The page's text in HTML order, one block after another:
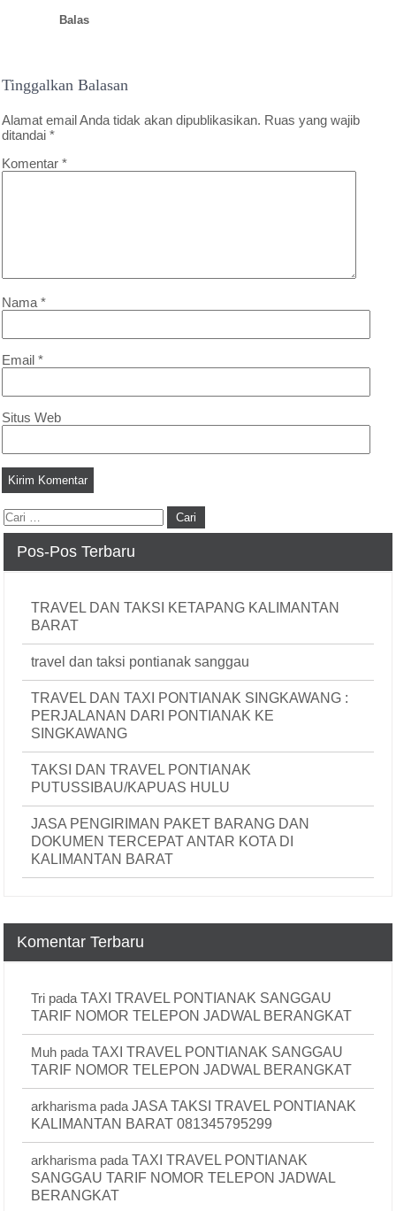
Balas
Tinggalkan Balasan
Alamat email Anda tidak akan dipublikasikan. Ruas yang wajib
ditandai*
Komentar*
Nama*
Email*
Situs Web
Pos-Pos Terbaru
TRAVEL DAN TAKSI KETAPANG KALIMANTAN
BARAT
travel dan taksi pontianak sanggau
TRAVEL DAN TAXI PONTIANAK SINGKAWANG :
PERJALANAN DARI PONTIANAK KE
SINGKAWANG
TAKSI DAN TRAVEL PONTIANAK
PUTUSSIBAU/KAPUAS HULU
JASA PENGIRIMAN PAKET BARANG DAN
DOKUMEN TERCEPAT ANTAR KOTA DI
KALIMANTAN BARAT
Komentar Terbaru
Tri padaTAXI TRAVEL PONTIANAK SANGGAU
TARIF NOMOR TELEPON JADWAL BERANGKAT
Muh padaTAXI TRAVEL PONTIANAK SANGGAU
TARIF NOMOR TELEPON JADWAL BERANGKAT
arkharisma padaJASA TAKSI TRAVEL PONTIANAK
KALIMANTAN BARAT 081345795299
arkharisma padaTAXI TRAVEL PONTIANAK
SANGGAU TARIF NOMOR TELEPON JADWAL
BERANGKAT